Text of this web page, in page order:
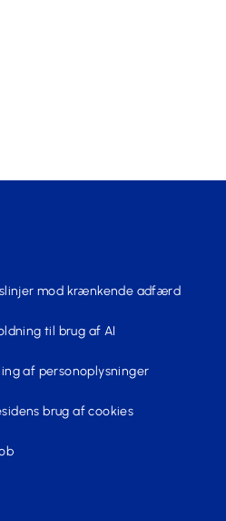
mod krænkende adfærd
til brug af AI
af personoplysninger
brug af cookies